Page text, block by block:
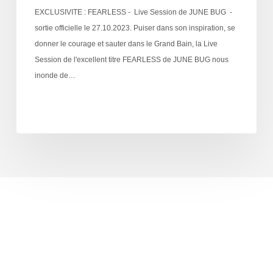
EXCLUSIVITE : FEARLESS - Live Session de JUNE BUG -
sortie officielle le 27.10.2023. Puiser dans son inspiration, se
donner le courage et sauter dans le Grand Bain, la Live
Session de l'excellent titre FEARLESS de JUNE BUG nous
inonde de…